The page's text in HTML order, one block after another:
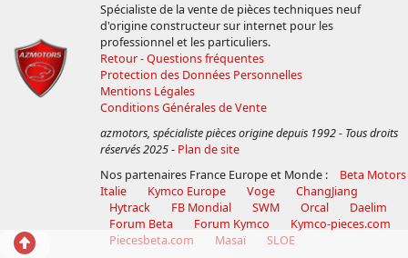
Spécialiste de la vente de pièces techniques neuf
d'origine constructeur sur internet pour les
professionnel et les particuliers.
Retour - Questions fréquentes
Protection des Données Personnelles
Mentions Légales
Conditions Générales de Vente
azmotors, spécialiste pièces origine depuis 1992 - Tous droits
réservés 2025- Plan de site
Nos partenaires France Europe et Monde :
Beta Motors
Italie
Kymco Europe Voge
ChangJiang
Hytrack
FB Mondial SWM Orcal
Daelim
Forum Beta
Forum Kymco
Kymco-pieces.com
Piecesbeta.com
Masaï SLOE
Retour